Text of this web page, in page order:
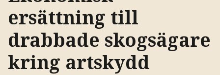
ersättning till
drabbade skogsägare
kring artskydd